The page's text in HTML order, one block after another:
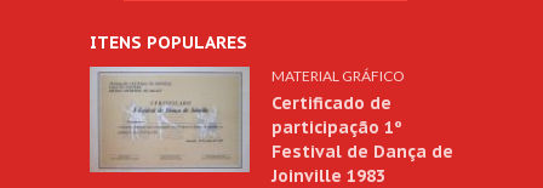
ITENS POPULARES
MATERIAL GRÁFICO
Certificado de
participação 1º
Festival de Dança de
Joinville 1983